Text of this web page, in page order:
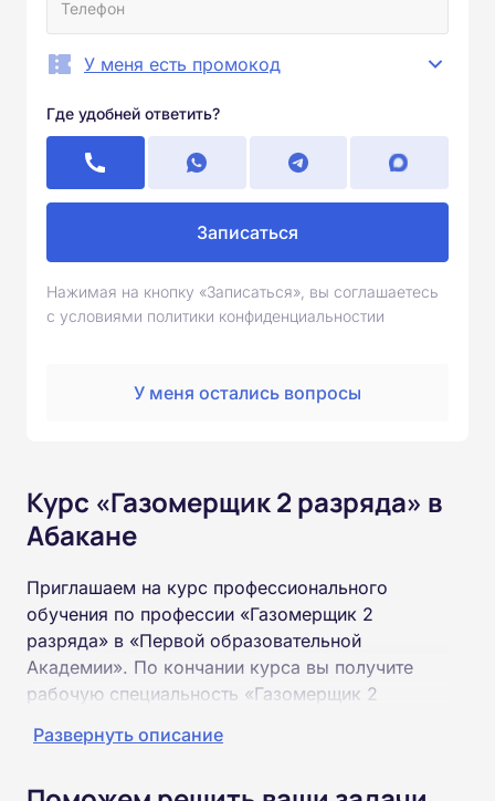
У меня есть промокод
Где удобней ответить?
Записаться
Нажимая на кнопку «Записаться», вы соглашаетесь
с условиями политики конфиденциальностии
У меня остались вопросы
Курс «Газомерщик 2 разряда» в
Абакане
Приглашаем на курс профессионального
обучения по профессии «Газомерщик 2
разряда» в «Первой образовательной
Академии». По кончании курса вы получите
рабочую специальность «Газомерщик 2
Развернуть описание